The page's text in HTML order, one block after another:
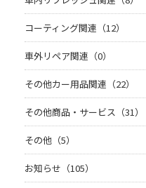
コーティング関連（12）
車外リペア関連（0）
その他カー用品関連（22）
その他商品・サービス（31）
その他（5）
お知らせ（105）